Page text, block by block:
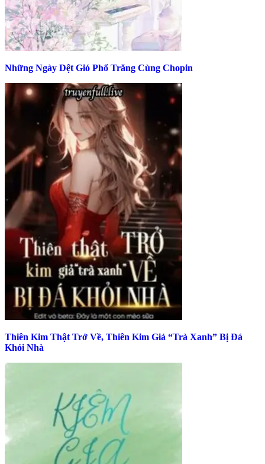
Những Ngày Dệt Gió Phổ Trăng Cùng Chopin
Thiên Kim Thật Trở Về, Thiên Kim Giả “Trà Xanh” Bị Đá
Khỏi Nhà